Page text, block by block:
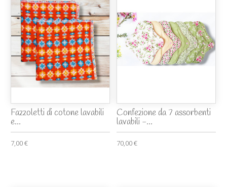
Fazzoletti di cotone lavabili
e...
7,00 €
Confezione da 7 assorbenti
lavabili -...
70,00 €